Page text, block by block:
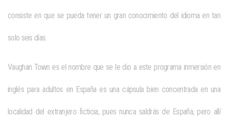
consiste en que se pueda tener un gran conocimiento del idioma en tan
solo seis días.
Vaughan Town es el nombre que se le dio a este programa inmersión en
inglés para adultos en España es una cápsula bien concentrada en una
localidad del extranjero ficticia, pues nunca saldrás de España, pero allí